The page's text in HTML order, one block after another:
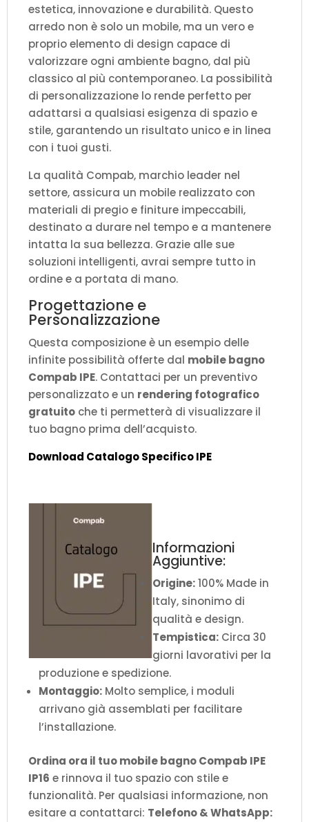
estetica, innovazione e durabilità. Questo
arredo non è solo un mobile, ma un vero e
proprio elemento di design capace di
valorizzare ogni ambiente bagno, dal più
classico al più contemporaneo. La possibilità
di personalizzazione lo rende perfetto per
adattarsi a qualsiasi esigenza di spazio e
stile, garantendo un risultato unico e in linea
con i tuoi gusti.
La qualità Compab, marchio leader nel
settore, assicura un mobile realizzato con
materiali di pregio e finiture impeccabili,
destinato a durare nel tempo e a mantenere
intatta la sua bellezza. Grazie alle sue
soluzioni intelligenti, avrai sempre tutto in
ordine e a portata di mano.
Progettazione e
Personalizzazione
Questa composizione è un esempio delle
infinite possibilità offerte dal mobile bagno
Compab IPE. Contattaci per un preventivo
personalizzato e un rendering fotografico
gratuito che ti permetterà di visualizzare il
tuo bagno prima dell’acquisto.
Download Catalogo Specifico IPE
Informazioni
Aggiuntive:
Origine:100% Made in
Italy, sinonimo di
qualità e design.
Tempistica: Circa 30
giorni lavorativi per la
produzione e spedizione.
Montaggio: Molto semplice, i moduli
arrivano già assemblati per facilitare
l’installazione.
Ordina ora il tuo mobile bagno Compab IPE
IP16 e rinnova il tuo spazio con stile e
funzionalità. Per qualsiasi informazione, non
esitare a contattarci: Telefono & WhatsApp: